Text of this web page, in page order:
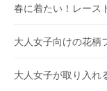
春に着たい！レース
大人女子向けの花柄
大人女子が取り入れ